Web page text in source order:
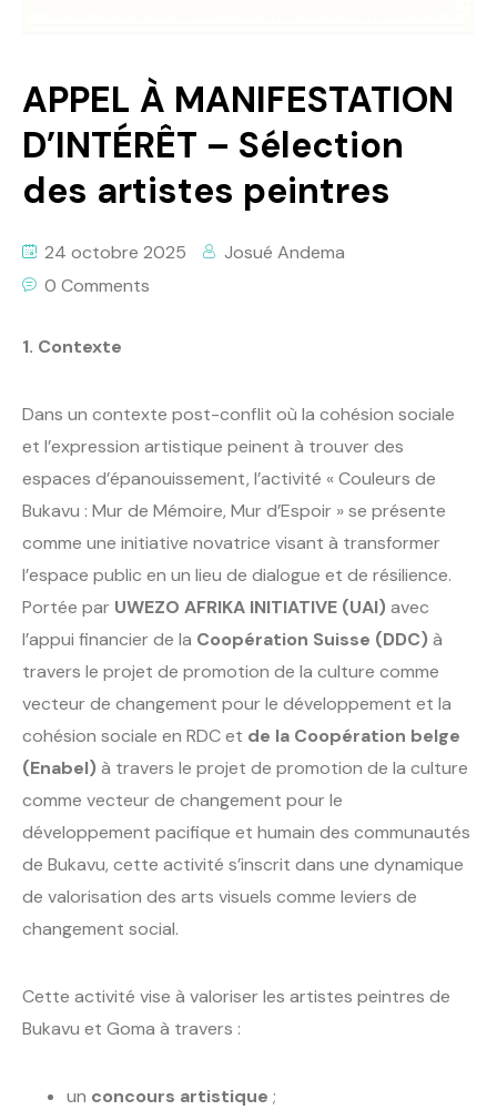
APPEL À MANIFESTATION
D’INTÉRÊT – Sélection
des artistes peintres
24 octobre 2025
Josué Andema
0 Comments
1. Contexte
Dans un contexte post-conflit où la cohésion sociale
et l’expression artistique peinent à trouver des
espaces d’épanouissement, l’activité « Couleurs de
Bukavu : Mur de Mémoire, Mur d’Espoir » se présente
comme une initiative novatrice visant à transformer
l’espace public en un lieu de dialogue et de résilience.
Portée par UWEZO AFRIKA INITIATIVE (UAI) avec
l’appui financier de la Coopération Suisse (DDC) à
travers le projet de promotion de la culture comme
vecteur de changement pour le développement et la
cohésion sociale en RDC et de la Coopération belge
(Enabel) à travers le projet de promotion de la culture
comme vecteur de changement pour le
développement pacifique et humain des communautés
de Bukavu, cette activité s’inscrit dans une dynamique
de valorisation des arts visuels comme leviers de
changement social.
Cette activité vise à valoriser les artistes peintres de
Bukavu et Goma à travers :
un concours artistique ;